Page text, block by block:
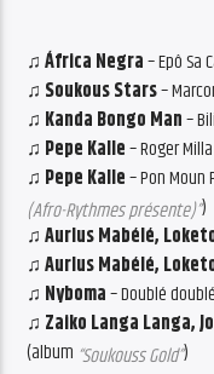
♫ África Negra– Epô Sa
♫ Soukous Stars–
♫ Kanda Bongo Man–
♫ Pepe Kalle– Roger
♫ Pepe Kalle– Pon Moun
(Afro-Rythmes présente)”)
♫ Aurlus Mabélé,
♫ Aurlus Mabélé,
♫ Nyboma– Doublé
♫ Zaiko Langa Langa,
(album “Soukouss Gold”)